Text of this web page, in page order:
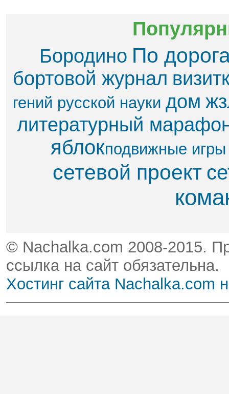
Бородино По
бортовой журнал
гений русской науки дом
литературный
яблок​подвижные игры
сетевой проект
© Nachalka.com 2008-2015.
ссылка на сайт обязательна.
Хостинг сайта Nachalka.com